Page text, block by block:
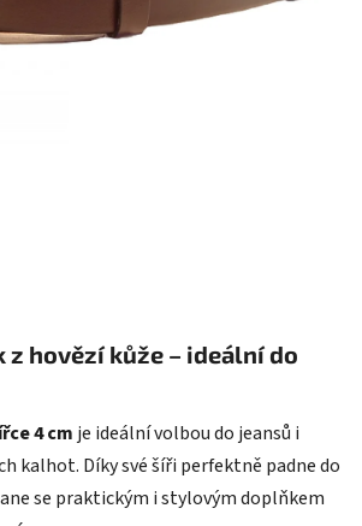
z hovězí kůže – ideální do
4 cm je ideální volbou do jeansů i
kalhot. Díky své šíři perfektně padne do
se praktickým i stylovým doplňkem